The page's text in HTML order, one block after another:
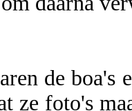
de boa's
ze foto's